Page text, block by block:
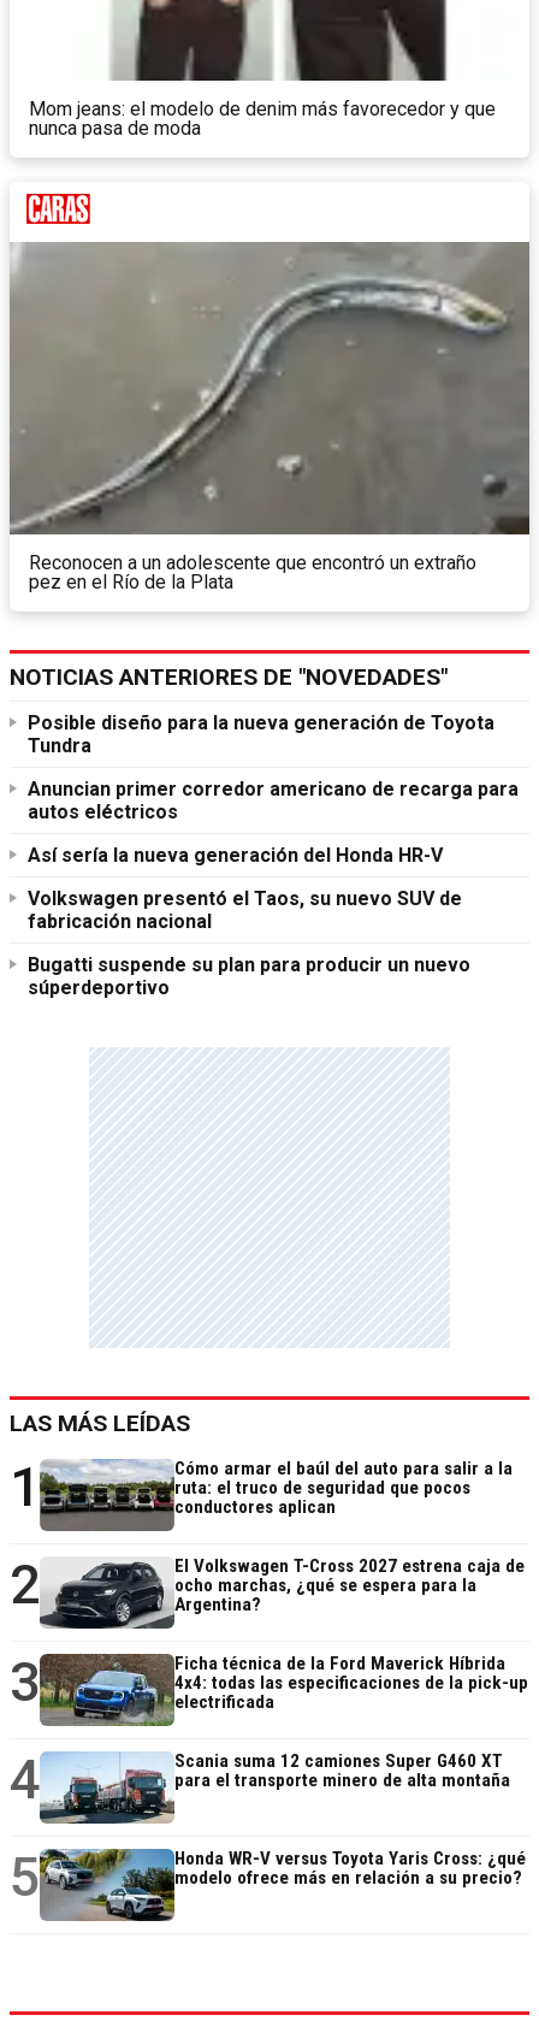
Mom jeans: el modelo de denim más favorecedor y que
nunca pasa de moda
Reconocen a un adolescente que encontró un extraño
pez en el Río de la Plata
NOTICIAS ANTERIORES DE "NOVEDADES"
Posible diseño para la nueva generación de Toyota
Tundra
Anuncian primer corredor americano de recarga para
autos eléctricos
Así sería la nueva generación del Honda HR-V
Volkswagen presentó el Taos, su nuevo SUV de
fabricación nacional
Bugatti suspende su plan para producir un nuevo
súperdeportivo
LAS MÁS LEÍDAS
1
Cómo armar el baúl del auto para salir a la
ruta: el truco de seguridad que pocos
conductores aplican
2
El Volkswagen T-Cross 2027 estrena caja de
ocho marchas, ¿qué se espera para la
Argentina?
3
Ficha técnica de la Ford Maverick Híbrida
4x4: todas las especificaciones de la pick-up
electrificada
4
Scania suma 12 camiones Super G460 XT
para el transporte minero de alta montaña
5
Honda WR-V versus Toyota Yaris Cross: ¿qué
modelo ofrece más en relación a su precio?